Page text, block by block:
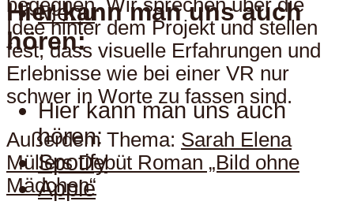
Menu
Hier kann man uns auch
hören:
Hier kann man uns auch
hören:
Spotify
Apple
begegnen. Wir sprechen über die
Idee hinter dem Projekt und stellen
fest, dass visuelle Erfahrungen und
Erlebnisse wie bei einer VR nur
schwer in Worte zu fassen sind.
Außerdem Thema: Sarah Elena
Müllers Debüt Roman „Bild ohne
Mädchen“